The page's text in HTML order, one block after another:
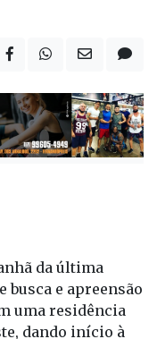
da última
busca e apreensão
uma residência
dando início à